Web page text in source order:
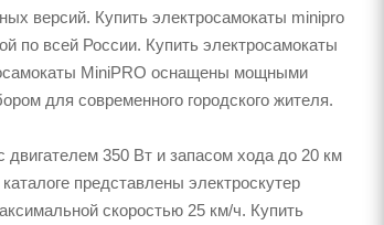
версий. Купить электросамокаты minipro
по всей России. Купить электросамокаты
MiniPRO оснащены мощными
для современного городского жителя.
350 Вт и запасом хода до 20 км
представлены электроскутер
скоростью 25 км/ч. Купить